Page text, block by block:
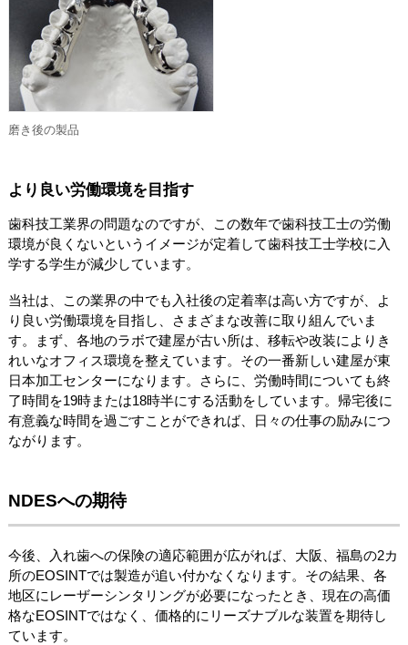
磨き後の製品
より良い労働環境を目指す
歯科技工業界の問題なのですが、この数年で歯科技工士の労働
環境が良くないというイメージが定着して歯科技工士学校に入
学する学生が減少しています。
当社は、この業界の中でも入社後の定着率は高い方ですが、よ
り良い労働環境を目指し、さまざまな改善に取り組んでいま
す。まず、各地のラボで建屋が古い所は、移転や改装によりき
れいなオフィス環境を整えています。その一番新しい建屋が東
日本加工センターになります。さらに、労働時間についても終
了時間を19時または18時半にする活動をしています。帰宅後に
有意義な時間を過ごすことができれば、日々の仕事の励みにつ
ながります。
NDESへの期待
今後、入れ歯への保険の適応範囲が広がれば、大阪、福島の2カ
所のEOSINTでは製造が追い付かなくなります。その結果、各
地区にレーザーシンタリングが必要になったとき、現在の高価
格なEOSINTではなく、価格的にリーズナブルな装置を期待し
ています。